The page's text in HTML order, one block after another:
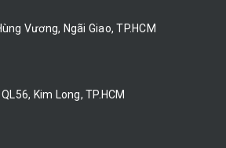
Vương, Ngãi Giao, TP.HCM
Kim Long, TP.HCM